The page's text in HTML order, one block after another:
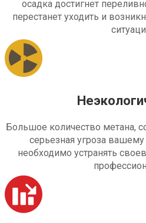
осадка достигнет
перестанет уходить и
Большое количество метана,
серьезная угроза
необходимо устранять